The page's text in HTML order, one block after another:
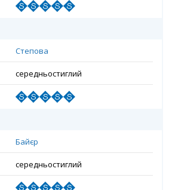
Степова
середньостиглий
Байєр
середньостиглий